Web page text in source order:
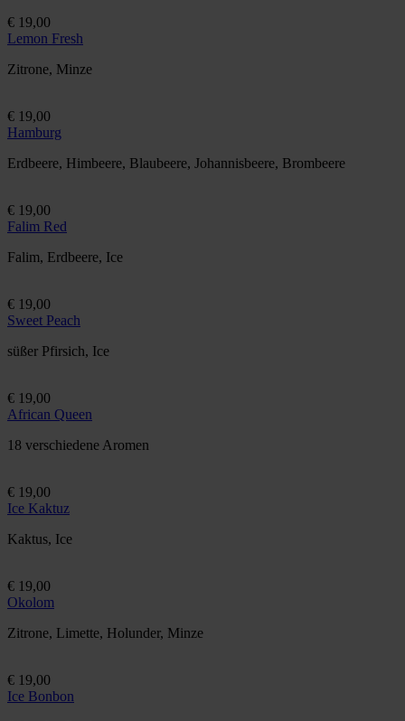
€ 19,00
Lemon Fresh
Zitrone, Minze
€ 19,00
Hamburg
Erdbeere, Himbeere, Blaubeere, Johannisbeere, Brombeere
€ 19,00
Falim Red
Falim, Erdbeere, Ice
€ 19,00
Sweet Peach
süßer Pfirsich, Ice
€ 19,00
African Queen
18 verschiedene Aromen
€ 19,00
Ice Kaktuz
Kaktus, Ice
€ 19,00
Okolom
Zitrone, Limette, Holunder, Minze
€ 19,00
Ice Bonbon